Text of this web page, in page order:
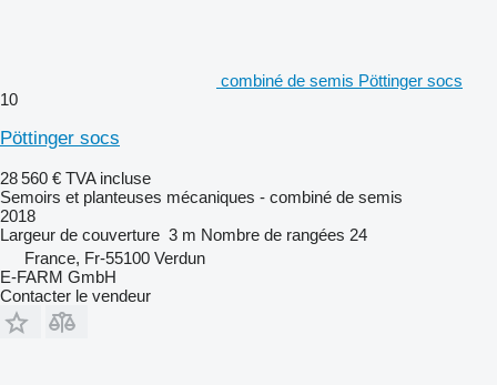
combiné de semis Pöttinger socs
10
Pöttinger socs
28 560 € TVA incluse
Semoirs et planteuses mécaniques - combiné de semis
2018
Largeur de couverture 3 m Nombre de rangées 24
France, Fr-55100 Verdun
E-FARM GmbH
Contacter le vendeur